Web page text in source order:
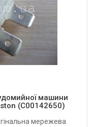
машини
(C00142650)
мережева